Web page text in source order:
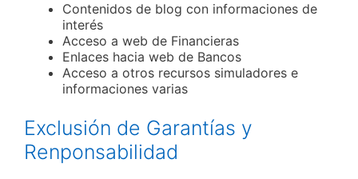
Contenidos de blog con informaciones de
interés
Acceso a web de Financieras
Enlaces hacia web de Bancos
Acceso a otros recursos simuladores e
informaciones varias
Exclusión de Garantías y
Renponsabilidad